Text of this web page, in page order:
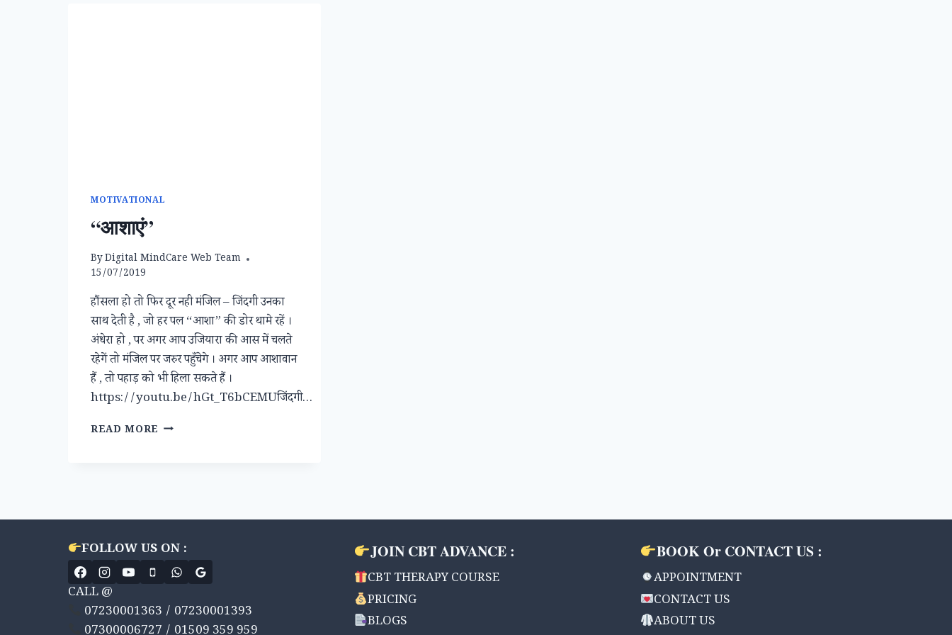
MOTIVATIONAL
“आशाएं”
ByDigital MindCare Web Team
15/07/2019
हौंसला हो तो फिर दूर नही मंजिल – जिंदगी उनका
साथ देती है , जो हर पल “आशा” की डोर थामे रहें ।
अंधेरा हो , पर अगर आप उजियारा की आस में चलते
रहेगें तो मंजिल पर जरुर पहुँचेगे । अगर आप आशावान
हैं , तो पहाड़ को भी हिला सकते हैं ।
https://youtu.be/hGt_T6bCEMUजिंदगी…
READ MORE “आशाएं”
FOLLOW US ON :
CALL @
07230001363 / 07230001393
JOIN CBT ADVANCE :
CBT THERAPY COURSE
PRICING
BLOGS
BOOK Or CONTACT US :
APPOINTMENT
CONTACT US
ABOUT US